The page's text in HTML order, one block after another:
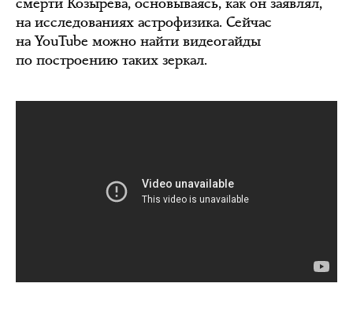
на исследованиях астрофизика. Сейчас
на YouTube можно найти видеогайды
по построению таких зеркал.